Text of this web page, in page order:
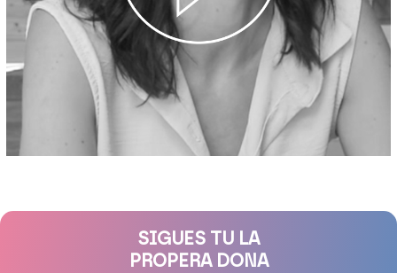
SIGUES TU LA
PROPERA DONA